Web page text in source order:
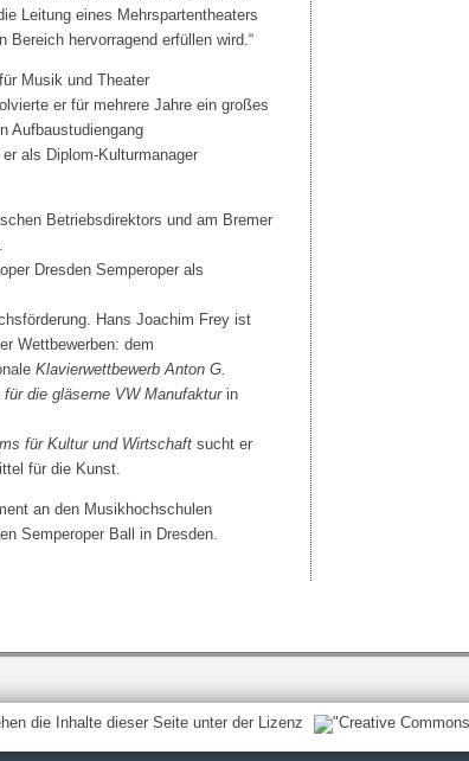
Leitung eines Mehrspartentheaters
hervorragend erfüllen wird.“
Musik und Theater
er für mehrere Jahre ein großes
Aufbaustudiengang
als Diplom-Kulturmanager
Betriebsdirektors und am Bremer
Dresden Semperoper als
Hans Joachim Frey ist
Wettbewerben: dem
Klavierwettbewerb Anton G.
die gläserne VW Manufakturin
für Kultur und Wirtschaft sucht er
für die Kunst.
an den Musikhochschulen
Semperoper Ball in Dresden.
die Inhalte dieser Seite unter der Lizenz